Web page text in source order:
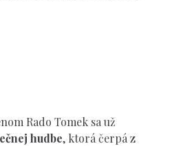
Rado Tomek sa už
hudbe, ktorá čerpá z